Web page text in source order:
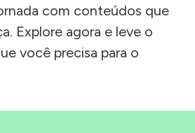
com conteúdos que
Explore agora e leve o
você precisa para o